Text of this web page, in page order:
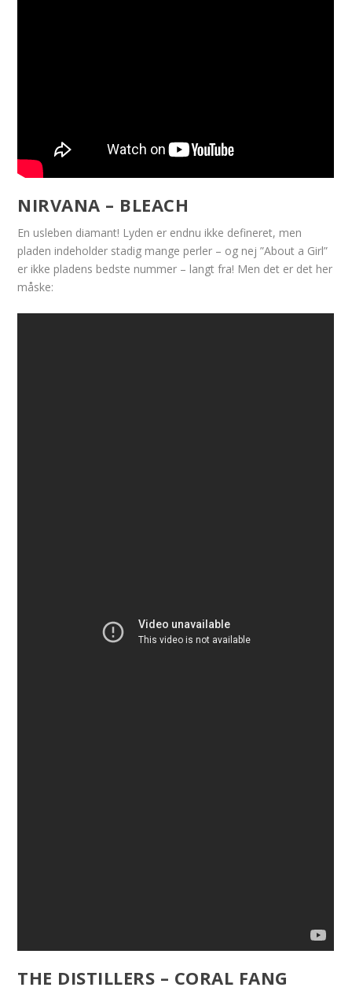
NIRVANA – BLEACH
En usleben diamant! Lyden er endnu ikke defineret, men
pladen indeholder stadig mange perler – og nej ”About a Girl”
er ikke pladens bedste nummer – langt fra! Men det er det her
måske:
THE DISTILLERS – CORAL FANG